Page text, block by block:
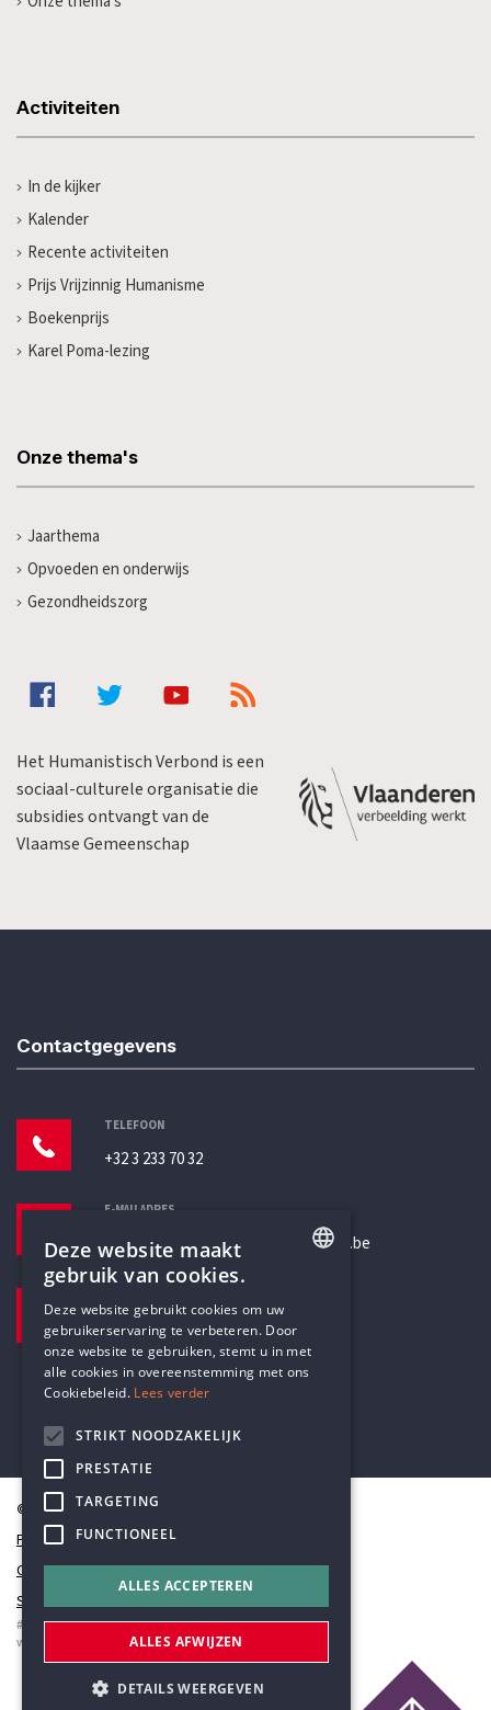
Activiteiten
In de kijker
Kalender
Recente activiteiten
Prijs Vrijzinnig Humanisme
Boekenprijs
Karel Poma-lezing
Onze thema's
Jaarthema
Opvoeden en onderwijs
Gezondheidszorg
Het Humanistisch Verbond is een
sociaal-culturele organisatie die
subsidies ontvangt van de
Vlaamse Gemeenschap
Contactgegevens
TELEFOON
+32 3 233 70 32
E-MAILADRES
secretariaat@humanistischverbond.be
Pottenbrug 4
Antwerpen, 2000
© Humanistisch Verbond 2026
Privacy
Cookiestatement
Sitemap
#codedwithlove byCodelines
webapplicaties
mobiele apps&maatwerk websites
DUTCH
Deze website maakt
gebruik van cookies.
Deze website gebruikt cookies om uw
gebruikerservaring te verbeteren. Door
onze website te gebruiken, stemt u in met
alle cookies in overeenstemming met ons
Cookiebeleid. Lees verder
STRIKT NOODZAKELIJK
PRESTATIE
TARGETING
FUNCTIONEEL
ALLES ACCEPTEREN
ALLES AFWIJZEN
DETAILS WEERGEVEN